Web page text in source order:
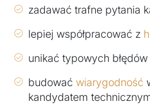
zadawać trafne pytania
lepiej współpracować z
unikać typowych
budować wiarygodność
kandydatem